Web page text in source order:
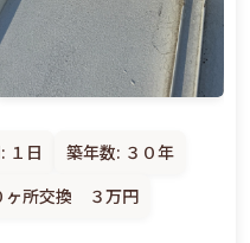
１日
築年数: ３０年
ヶ所交換 ３万円